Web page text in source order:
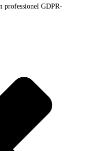
professionel GDPR-